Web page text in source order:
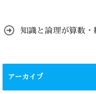
知識と論理が算数・
アーカイブ